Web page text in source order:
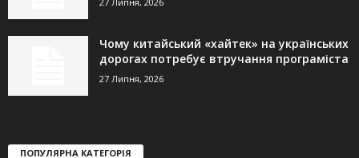
Чому китайський «хайтек» на українських
дорогах потребує втручання програміста
27 Липня, 2026
ПОПУЛЯРНА КАТЕГОРІЯ